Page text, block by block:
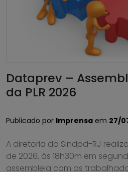
Dataprev –
da PLR 2026
Publicado por Imprensa em 27/
A diretoria do Sindpd-RJ
de 2026, às 18h30m em
assembleia com os